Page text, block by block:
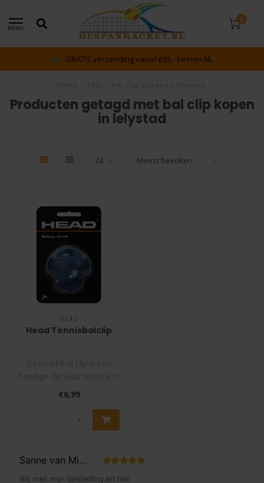
MENU
0
GRATIS verzending vanaf €65,- binnen NL
Producten getagd met bal clip kopen
in lelystad
HEAD
Head Tennisbalclip
opgeborgen kan worden
tijd..
€6,99